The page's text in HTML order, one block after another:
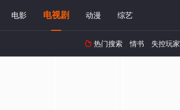
电影 电视剧 动漫 综艺
 热门搜索 情书 失控玩家